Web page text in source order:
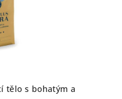
tělo s bohatým a